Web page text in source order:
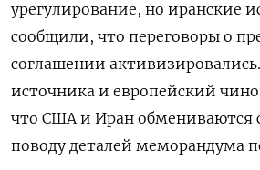
урегулирование, но иранские
сообщили, что переговоры о
соглашении
источника и европейский
что США и Иран обмениваются
поводу деталей меморандума